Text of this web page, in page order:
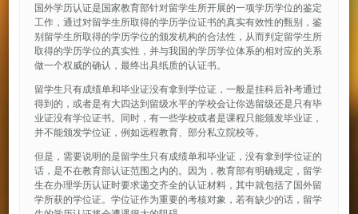
国外学历认证是国家教育部针对留学生所开展的一项学历学位的鉴定
工作，通过对留学生所取得的学历学位证书的真实有效性的甄别，鉴
别留学生所取得的学历学位的颁发机构的合法性，从而判定留学生所
取得的学历学位的真实性，并与我国的学历学位体系的相对应的关系
做一个权威的确认，最终出具纸质的认证书。
留学生只有成绩单和毕业证没有拿到学位证，一般是挂科后补考通过
得到的，或者是有大四达到留级水平的学校会让你选留级还是只有毕
业证没有学位证书。同时，有一些学校或者是课程只能颁发毕业证，
并不能颁发学位证，例如远程教育、部分私立院校等。
但是，需要说明的是留学生只有成绩单和毕业证，没有拿到学位证的
话，是不在教育部认证范围之内的。因为，教育部有明确规定，留学
生在办理学历认证时要求递交齐全的认证材料，其中就包括了国外留
学所获的学位证。学位证作为重要的考核对象，若有缺少的话，留学